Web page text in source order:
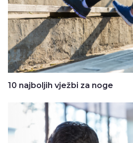
10 najboljih vježbi za noge